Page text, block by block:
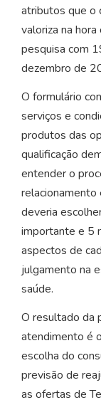
atributos que o
valoriza na
pesquisa com
dezembro de
O formulário
serviços e
produtos das
qualificação
entender o
relacionamento
deveria
importante e 5
aspectos de
julgamento na
saúde.
O resultado da
atendimento é
escolha do
previsão de
as ofertas de